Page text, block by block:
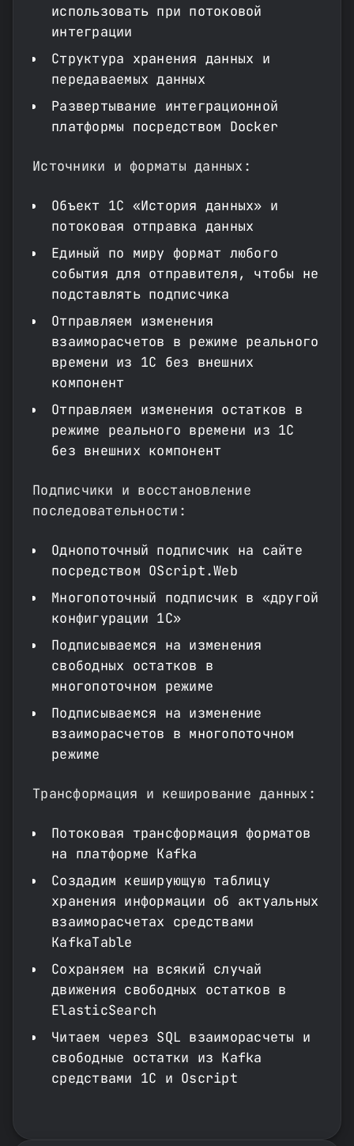
использовать при потоковой
интеграции
Структура хранения данных и
передаваемых данных
Развертывание интеграционной
платформы посредством Docker
Источники и форматы данных:
Объект 1С «История данных» и
потоковая отправка данных
Единый по миру формат любого
события для отправителя, чтобы не
подставлять подписчика
Отправляем изменения
взаиморасчетов в режиме реального
времени из 1С без внешних
компонент
Отправляем изменения остатков в
режиме реального времени из 1С
без внешних компонент
Подписчики и восстановление
последовательности:
Однопоточный подписчик на сайте
посредством OScript.Web
Многопоточный подписчик в «другой
конфигурации 1С»
Подписываемся на изменения
свободных остатков в
многопоточном режиме
Подписываемся на изменение
взаиморасчетов в многопоточном
режиме
Трансформация и кеширование данных:
Потоковая трансформация форматов
на платформе Kafka
Создадим кеширующую таблицу
хранения информации об актуальных
взаиморасчетах средствами
KafkaTable
Сохраняем на всякий случай
движения свободных остатков в
ElasticSearch
Читаем через SQL взаиморасчеты и
свободные остатки из Kafka
средствами 1С и Oscript